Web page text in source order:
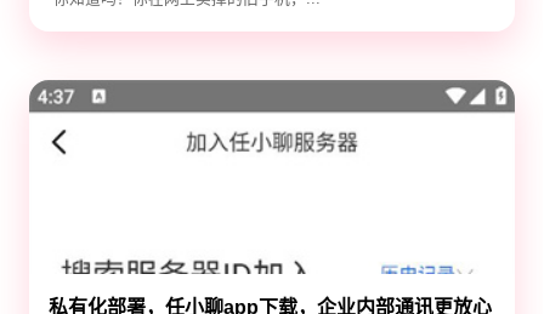
私有化部署，任小聊app下载，企业内部通讯更放心